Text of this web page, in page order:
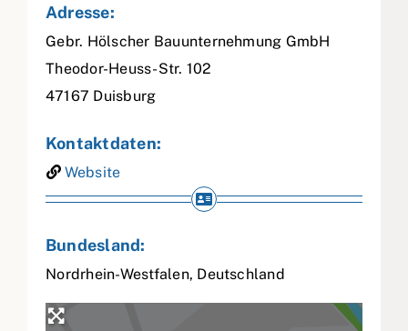
Adresse:
Gebr. Hölscher Bauunternehmung GmbH
Theodor-Heuss-Str. 102
47167 Duisburg
Kontaktdaten:
Website
Bundesland:
Nordrhein-Westfalen, Deutschland